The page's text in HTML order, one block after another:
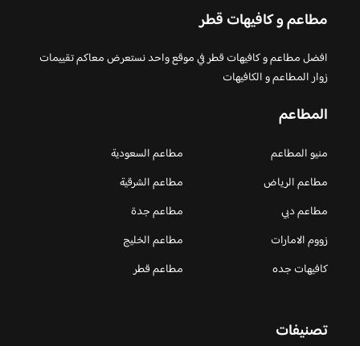
مطاعم و كافيهات قطر
افضل مطاعم و كافيهات قطر في موقع واحد نستعرض معاكم تقييمات
زوار المطاعم و الكافيهات
المطاعم
منيو المطاعم
مطاعم السعودية
مطاعم الرياض
مطاعم الشرقية
مطاعم دبي
مطاعم جدة
زووم الامارات
مطاعم الخليج
كافيهات جده
مطاعم قطر
تصنيفات